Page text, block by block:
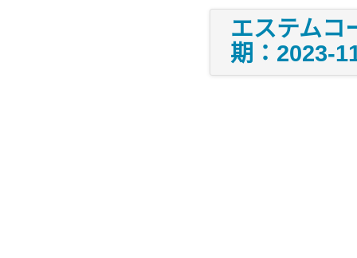
エステムコ
期：2023-